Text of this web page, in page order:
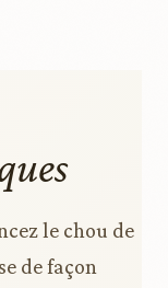
le chou de
de façon